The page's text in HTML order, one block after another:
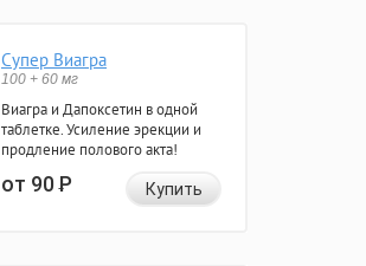
Супер Виагра
100 + 60 мг
Виагра и Дапоксетин в одной
таблетке. Усиление эрекции и
продление полового акта!
от 90Р Купить